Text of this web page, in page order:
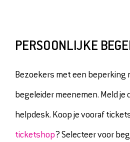
PERSOONLIJKE
Bezoekers met een beperking
begeleider meenemen. Meld je
helpdesk. Koop je vooraf
ticketshop? Selecteer voor